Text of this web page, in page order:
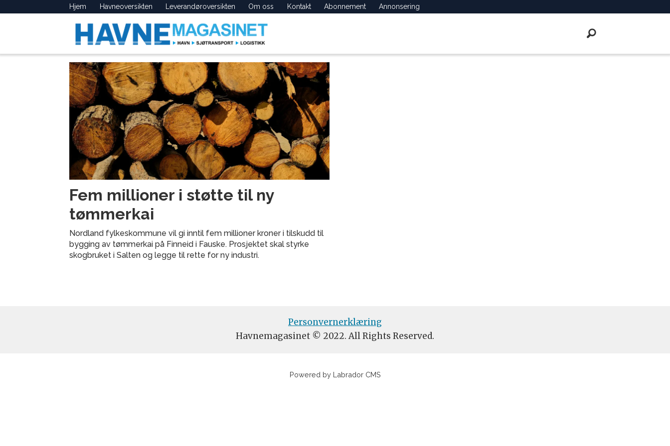
Hjem Havneoversikten Leverandøroversikten Om oss Kontakt Abonnement Annonsering
allmenningskai
Fem millioner i støtte til ny
tømmerkai
Nordland fylkeskommune vil gi inntil fem millioner kroner i tilskudd til
bygging av tømmerkai på Finneid i Fauske. Prosjektet skal styrke
skogbruket i Salten og legge til rette for ny industri.
Personvernerklæring
Havnemagasinet © 2022. All Rights Reserved.
Powered by Labrador CMS